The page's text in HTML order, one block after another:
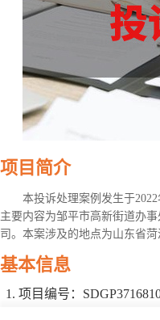
项目简介
本投诉处理案例发生于
主要内容为邹平市高新街道办
司。本案涉及的地点为山东省
基本信息
项目编号：